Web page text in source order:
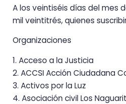
A los veintiséis días del mes
mil veintitrés, quienes
Organizaciones
1. Acceso a la Justicia
2. ACCSI Acción Ciudadana
3. Activos por la Luz
4. Asociación civil Los